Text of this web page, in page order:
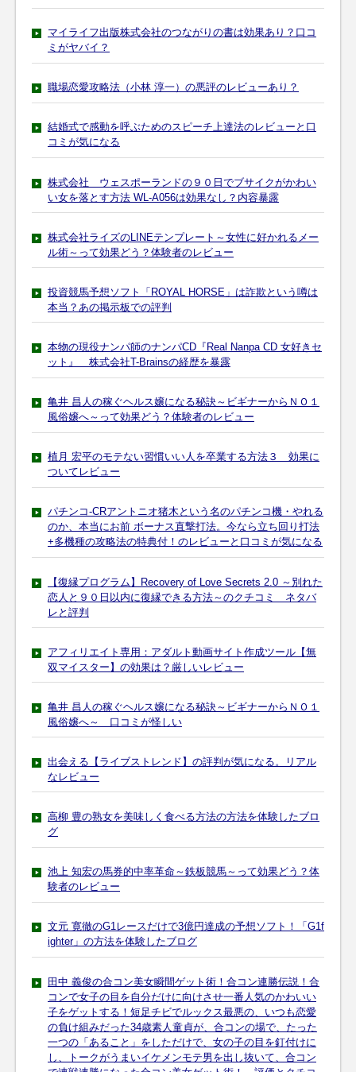
マイライフ出版株式会社のつながりの書は効果あり？口コ
ミがヤバイ？
職場恋愛攻略法（小林 淳一）の悪評のレビューあり？
結婚式で感動を呼ぶためのスピーチ上達法のレビューと口
コミが気になる
株式会社 ウェスポーランドの９０日でブサイクがかわい
い女を落とす方法 WL-A056は効果なし？内容暴露
株式会社ライズのLINEテンプレート～女性に好かれるメー
ル術～って効果どう？体験者のレビュー
投資競馬予想ソフト「ROYAL HORSE」は詐欺という噂は
本当？あの掲示板での評判
本物の現役ナンパ師のナンパCD『Real Nanpa CD 女好きセ
ット』 株式会社T-Brainsの経歴を暴露
亀井 昌人の稼ぐヘルス嬢になる秘訣～ビギナーからＮＯ１
風俗嬢へ～って効果どう？体験者のレビュー
植月 宏平のモテない習慣いい人を卒業する方法３ 効果に
ついてレビュー
パチンコ-CRアントニオ猪木という名のパチンコ機・やれる
のか、本当にお前 ボーナス直撃打法。今なら立ち回り打法
+多機種の攻略法の特典付！のレビューと口コミが気になる
【復縁プログラム】Recovery of Love Secrets 2.0 ～別れた
恋人と９０日以内に復縁できる方法～のクチコミ ネタバ
レと評判
アフィリエイト専用：アダルト動画サイト作成ツール【無
双マイスター】の効果は？厳しいレビュー
亀井 昌人の稼ぐヘルス嬢になる秘訣～ビギナーからＮＯ１
風俗嬢へ～ 口コミが怪しい
出会える【ライブストレンド】の評判が気になる。リアル
なレビュー
高柳 豊の熟女を美味しく食べる方法の方法を体験したブロ
グ
池上 知宏の馬券的中率革命～鉄板競馬～って効果どう？体
験者のレビュー
文元 寛徹のG1レースだけで3億円達成の予想ソフト！「G1f
ighter」の方法を体験したブログ
田中 義俊の合コン美女瞬間ゲット術！合コン連勝伝説！合
コンで女子の目を自分だけに向けさせ一番人気のかわいい
子をゲットする！短足チビでルックス最悪の、いつも恋愛
の負け組みだった34歳素人童貞が、合コンの場で、たった
一つの「あること」をしただけで、女の子の目を釘付けに
し、トークがうまいイケメンモテ男を出し抜いて、合コン